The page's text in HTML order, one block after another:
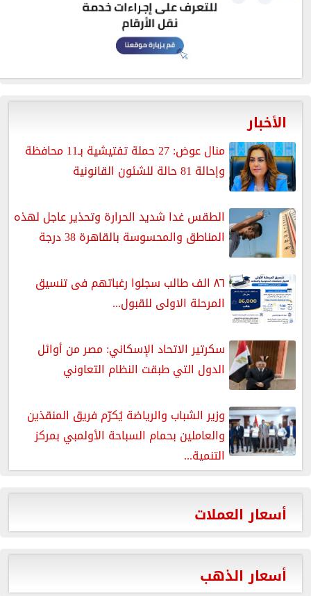
الأخبار
منال عوض: 27 حملة تفتيشية بـ11 محافظة
وإحالة 81 حالة للشئون القانونية
الطقس غدا شديد الحرارة وتحذير عاجل لهذه
المناطق والمحسوسة بالقاهرة 38 درجة
٨٦ الف طالب سجلوا رغباتهم فى تنسيق
المرحلة الاولى للقبول...
سكرتير الاتحاد الإسكاني: مصر من أوائل
الدول التي طبقت النظام التعاوني
وزير الشباب والرياضة يُكرّم فريق المنقذين
والعاملين بحمام السباحة الأولمبي بمركز
التنمية...
أسعار العملات
أسعار الذهب